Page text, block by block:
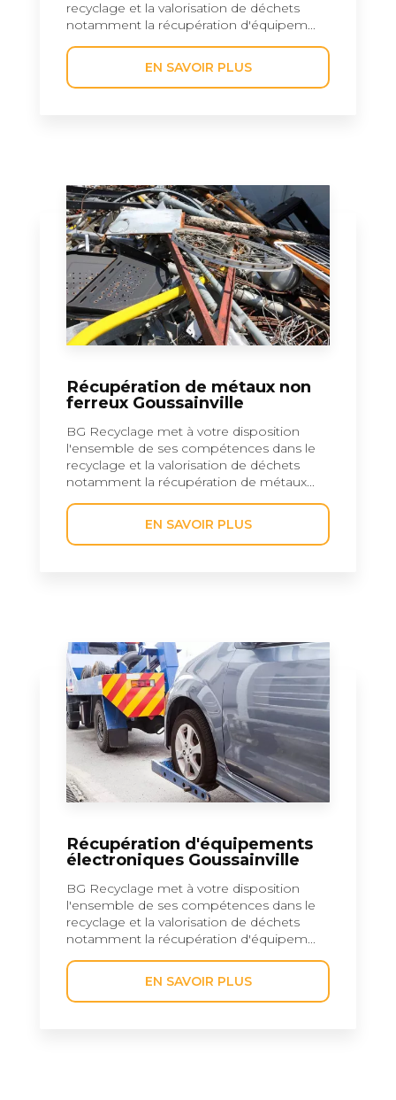
recyclage et la valorisation de déchets
notamment la récupération d'équipem...
EN SAVOIR PLUS
Récupération de métaux non
ferreux Goussainville
BG Recyclage met à votre disposition
l'ensemble de ses compétences dans le
recyclage et la valorisation de déchets
notamment la récupération de métaux...
EN SAVOIR PLUS
Récupération d'équipements
électroniques Goussainville
BG Recyclage met à votre disposition
l'ensemble de ses compétences dans le
recyclage et la valorisation de déchets
notamment la récupération d'équipem...
EN SAVOIR PLUS